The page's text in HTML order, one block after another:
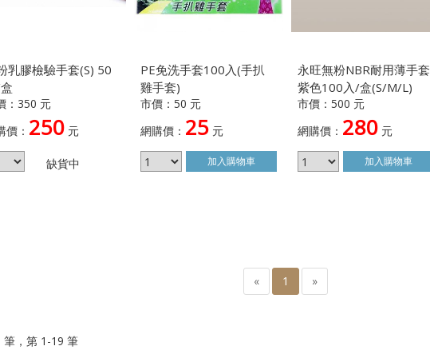
乳膠檢驗手套(S) 50
：350 元
價： 250元
缺貨中
PE免洗手套100入(手扒
雞手套)
市價：50 元
網購價： 25 元
加入購物車
永旺無粉NBR耐用薄手套
紫色100入/盒(S/M/L)
市價：500 元
網購價： 280 元
加入購物車
« 1 »
筆，第 1-19 筆